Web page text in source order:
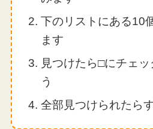
下のリストにある10
ます
見つけたら□にチェ
う
全部見つけられたら